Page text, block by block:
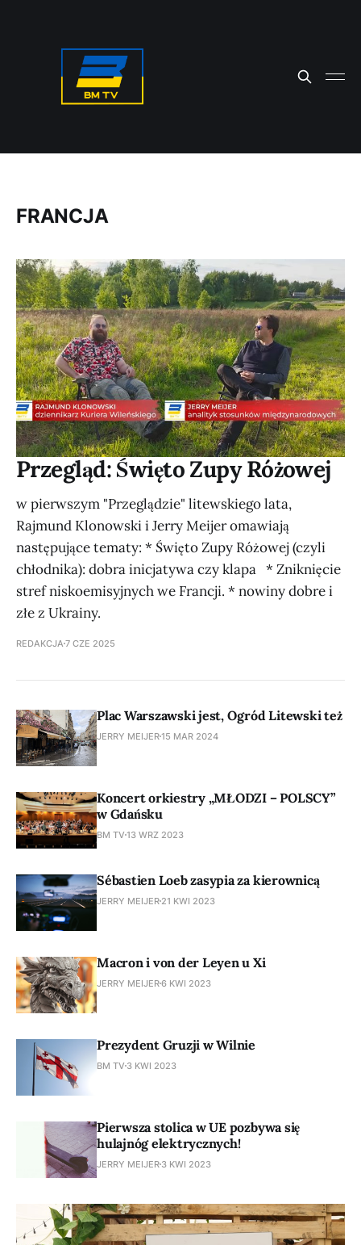
FRANCJA
Przegląd: Święto Zupy Różowej
w pierwszym "Przeglądzie" litewskiego lata,
Rajmund Klonowski i Jerry Meijer omawiają
następujące tematy: * Święto Zupy Różowej (czyli
chłodnika): dobra inicjatywa czy klapa * Zniknięcie
stref niskoemisyjnych we Francji. * nowiny dobre i
złe z Ukrainy.
REDAKCJA 7 CZE 2025
Plac Warszawski jest, Ogród Litewski też
JERRY MEIJER15 MAR 2024
Koncert orkiestry „MŁODZI – POLSCY”
w Gdańsku
BM TV13 WRZ 2023
Sébastien Loeb zasypia za kierownicą
JERRY MEIJER 21 KWI 2023
Macron i von der Leyen u Xi
JERRY MEIJER6 KWI 2023
Prezydent Gruzji w Wilnie
BM TV 3 KWI 2023
Pierwsza stolica w UE pozbywa się
hulajnóg elektrycznych!
JERRY MEIJER 3 KWI 2023